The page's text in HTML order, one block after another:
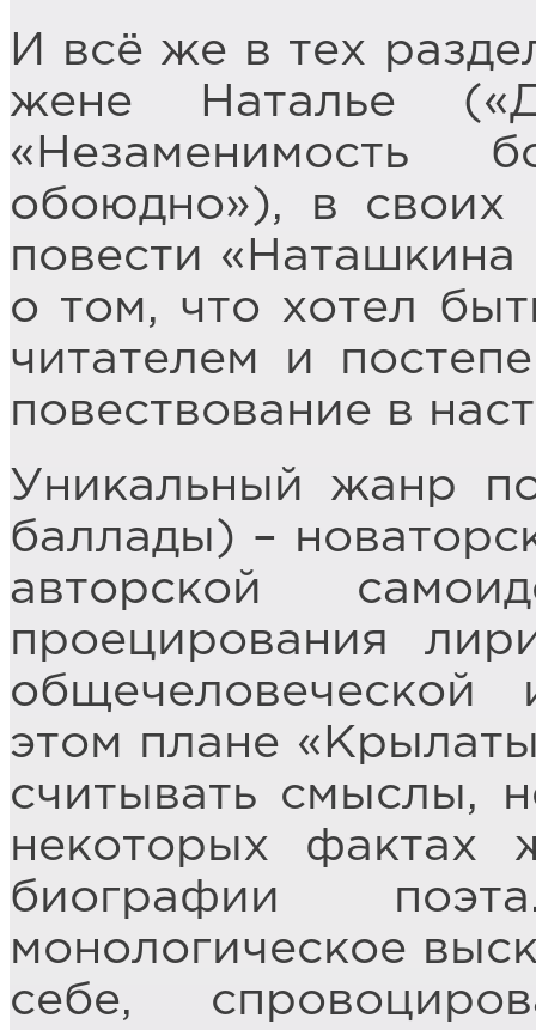
И всё же в тех
жене Наталье
«Незаменимость
обоюдно»), в своих
повести «Наташкина
о том, что хотел
читателем и
повествование в
Уникальный жанр
баллады) –
авторской
проецирования
общечеловеческой
этом плане
считывать смыслы,
некоторых фактах
биографии
монологическое
себе,